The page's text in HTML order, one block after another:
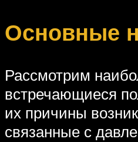
Основные
Рассмотрим
встречающиеся
их причины
связанные с